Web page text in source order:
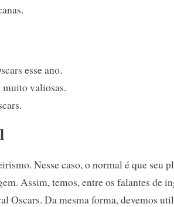
esse ano.
muito valiosas.
Nesse caso, o normal é que seu
Assim, temos, entre os falantes de
Oscars. Da mesma forma, devemos